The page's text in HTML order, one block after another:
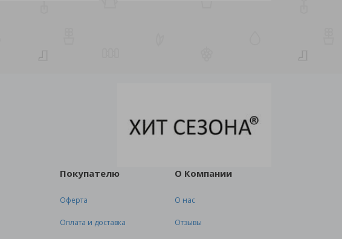
Покупателю
Оферта
Оплата и доставка
О Компании
О нас
Отзывы